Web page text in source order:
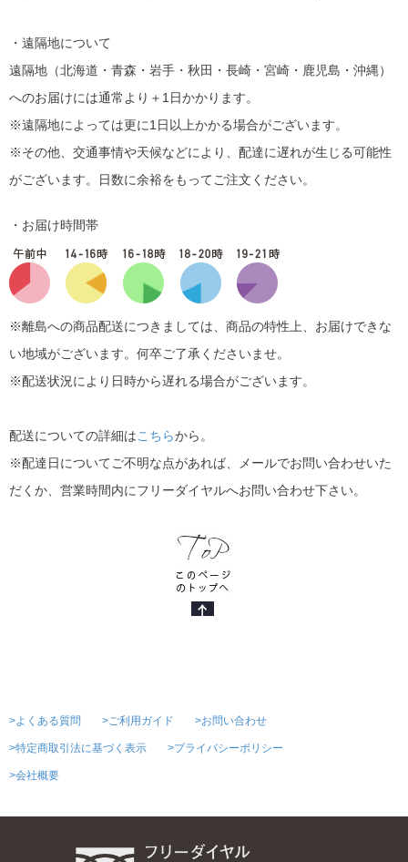
・遠隔地について
遠隔地（北海道・青森・岩手・秋田・長崎・宮崎・鹿児島・沖縄）
へのお届けには通常より＋1日かかります。
※遠隔地によっては更に1日以上かかる場合がございます。
※その他、交通事情や天候などにより、配達に遅れが生じる可能性
がございます。日数に余裕をもってご注文ください。
・お届け時間帯
※離島への商品配送につきましては、商品の特性上、お届けできな
い地域がございます。何卒ご了承くださいませ。
※配送状況により日時から遅れる場合がございます。
配送についての詳細はこちらから。
※配達日についてご不明な点があれば、メールでお問い合わせいた
だくか、営業時間内にフリーダイヤルへお問い合わせ下さい。
>よくある質問 >ご利用ガイド >お問い合わせ
>特定商取引法に基づく表示 >プライバシーポリシー
>会社概要